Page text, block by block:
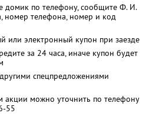
домик по телефону, сообщите Ф. И.
номер телефона, номер и код
или электронный купон при заезде
за 24 часа, иначе купон будет
спецпредложениями
можно уточнить по телефону
55